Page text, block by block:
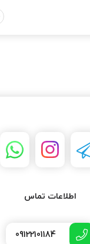
اطلاعات تماس
09122101184